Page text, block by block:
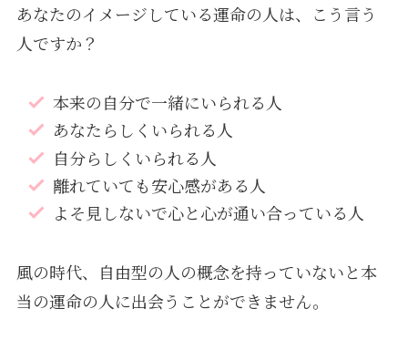
あなたのイメージしている運命の人は、こう言う
人ですか？
本来の自分で一緒にいられる人
あなたらしくいられる人
自分らしくいられる人
離れていても安心感がある人
よそ見しないで心と心が通い合っている人
風の時代、自由型の人の概念を持っていないと本
当の運命の人に出会うことができません。